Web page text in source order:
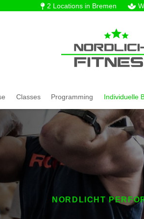
2 Locations in Bremen
Classes Programming Individuelle
NORDLICHT